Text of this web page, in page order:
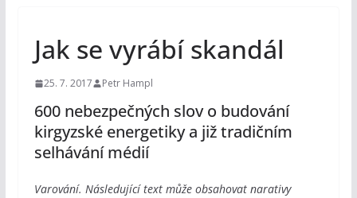
Jak se vyrábí skandál
25. 7. 2017 Petr Hampl
600 nebezpečných slov o budování
kirgyzské energetiky a již tradičním
selhávání médií
Varování. Následující text může obsahovat narativy